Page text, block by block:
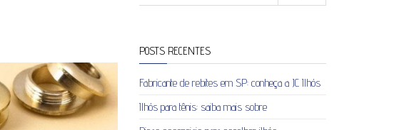
POSTS RECENTES
Fabricante de rebites em SP: conheça a JC Ilhós
Ilhós para tênis: saiba mais sobre